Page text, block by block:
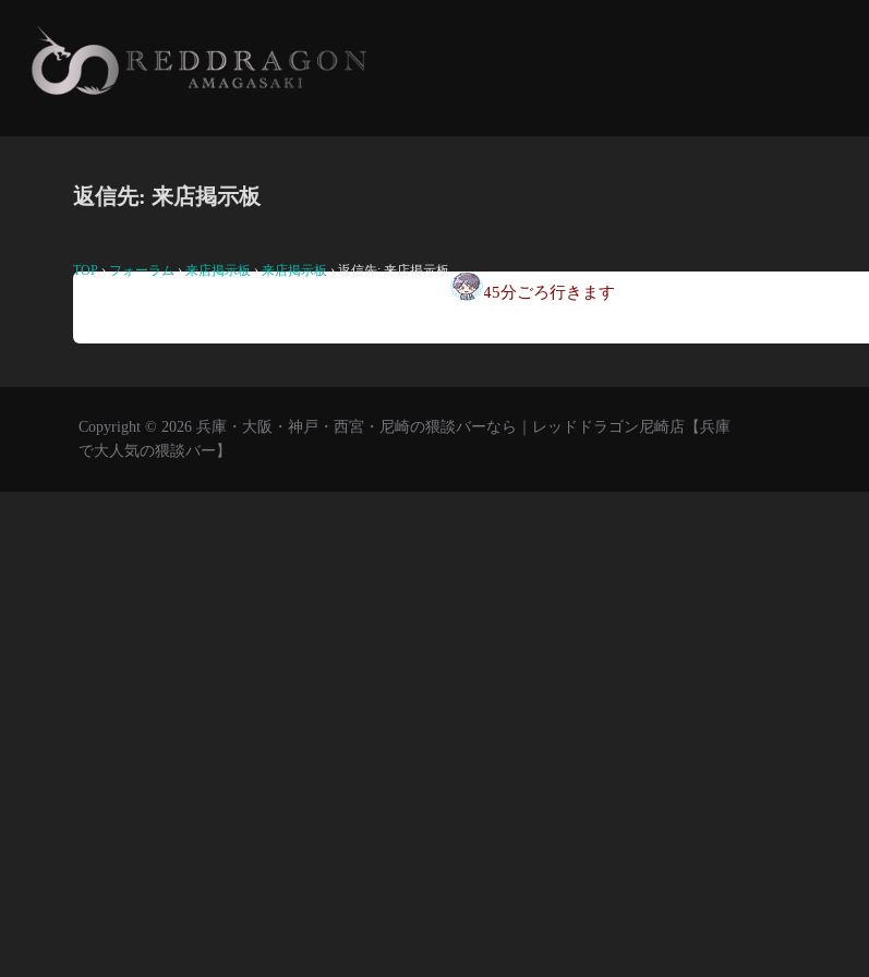
返信先: 来店掲示板
TOP › フォーラム › 来店掲示板 › 来店掲示板 › 返信先: 来店掲示板
19時45分ごろ行きます
Copyright © 2026 兵庫・大阪・神戸・西宮・尼崎の猥談バーなら｜レッドドラゴン尼崎店【兵庫
で大人気の猥談バー】